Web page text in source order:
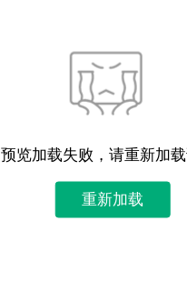
预览加载失败，请重新加
重新加载